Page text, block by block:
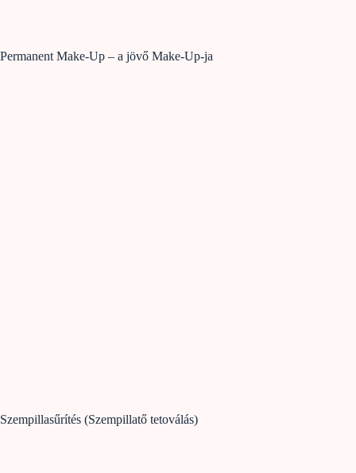
Permanent Make-Up – a jövő Make-Up-ja
Szempillasűrítés (Szempillatő tetoválás)